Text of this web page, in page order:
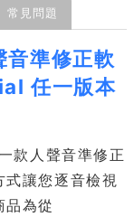
常見問題
準修正軟
任一版本
人聲音準修正
式讓您逐音檢視
品為從